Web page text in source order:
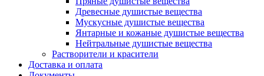
Древесные душистые вещества
Мускусные душистые вещества
Янтарные и кожаные душистые вещества
Нейтральные душистые вещества
Растворители и красители
Доставка и оплата